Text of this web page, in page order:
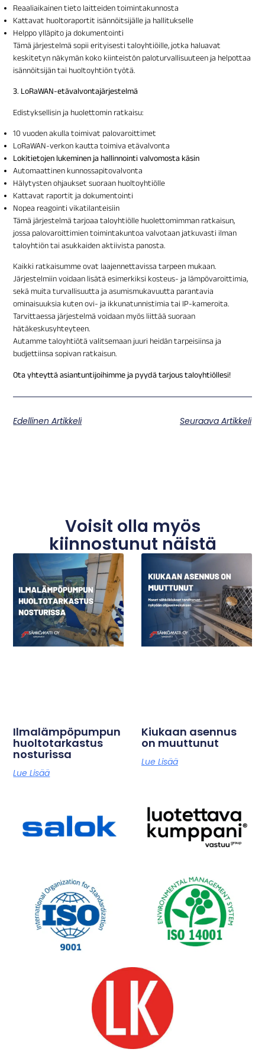
Reaaliaikainen tieto laitteiden toimintakunnosta
Kattavat huoltoraportit isännöitsijälle ja hallitukselle
Helppo ylläpito ja dokumentointi
Tämä järjestelmä sopii erityisesti taloyhtiöille, jotka haluavat
keskitetyn näkymän koko kiinteistön paloturvallisuuteen ja helpottaa
isännöitsijän tai huoltoyhtiön työtä.
3. LoRaWAN-etävalvontajärjestelmä
Edistyksellisin ja huolettomin ratkaisu:
10 vuoden akulla toimivat palovaroittimet
LoRaWAN-verkon kautta toimiva etävalvonta
Lokitietojen lukeminen ja hallinnointi valvomosta käsin
Automaattinen kunnossapitovalvonta
Hälytysten ohjaukset suoraan huoltoyhtiölle
Kattavat raportit ja dokumentointi
Nopea reagointi vikatilanteisiin
Tämä järjestelmä tarjoaa taloyhtiölle huolettomimman ratkaisun,
jossa palovaroittimien toimintakuntoa valvotaan jatkuvasti ilman
taloyhtiön tai asukkaiden aktiivista panosta.
Kaikki ratkaisumme ovat laajennettavissa tarpeen mukaan.
Järjestelmiin voidaan lisätä esimerkiksi kosteus- ja lämpövaroittimia,
sekä muita turvallisuutta ja asumismukavuutta parantavia
ominaisuuksia kuten ovi- ja ikkunatunnistimia tai IP-kameroita.
Tarvittaessa järjestelmä voidaan myös liittää suoraan
hätäkeskusyhteyteen.
Autamme taloyhtiötä valitsemaan juuri heidän tarpeisiinsa ja
budjettiinsa sopivan ratkaisun.
Ota yhteyttä asiantuntijoihimme ja pyydä tarjous taloyhtiöllesi!
Edellinen Artikkeli Seuraava Artikkeli
Voisit olla myös
kiinnostunut näistä
Ilmalämpöpumpun
huoltotarkastus
nosturissa
Lue Lisää
Kiukaan asennus
on muuttunut
Lue Lisää